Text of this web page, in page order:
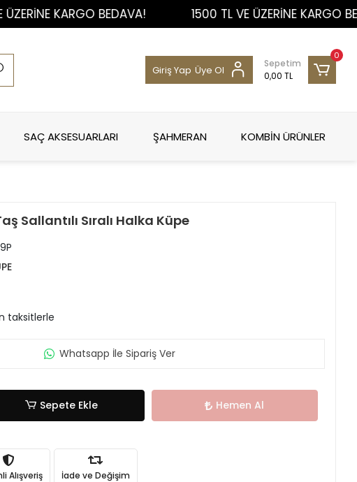
KARGO BEDAVA! 1500 TL VE ÜZERİNE KARGO BEDAVA!
Giriş Yap Üye Ol
0
Sepetim
0,00 TL
SAÇ AKSESUARLARI ŞAHMERAN KOMBİN ÜRÜNLER
Sallantılı Sıralı Halka Küpe
taksitlerle
Whatsapp İle Sipariş Ver
Sepete Ekle Hemen Al
Alışveriş İade ve Değişim